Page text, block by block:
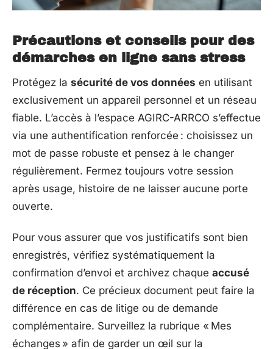
Précautions et conseils pour des
démarches en ligne sans stress
Protégez la sécurité de vos données en utilisant
exclusivement un appareil personnel et un réseau
fiable. L’accès à l’espace AGIRC-ARRCO s’effectue
via une authentification renforcée : choisissez un
mot de passe robuste et pensez à le changer
régulièrement. Fermez toujours votre session
après usage, histoire de ne laisser aucune porte
ouverte.
Pour vous assurer que vos justificatifs sont bien
enregistrés, vérifiez systématiquement la
confirmation d’envoi et archivez chaque accusé
de réception. Ce précieux document peut faire la
différence en cas de litige ou de demande
complémentaire. Surveillez la rubrique « Mes
échanges » afin de garder un œil sur la